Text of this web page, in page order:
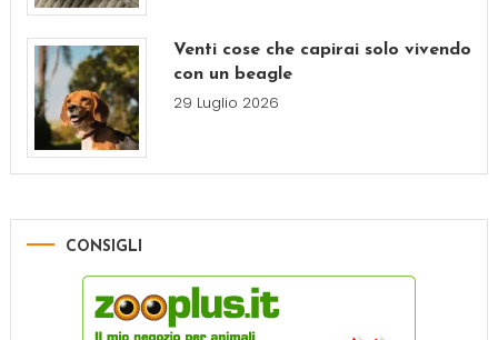
Venti cose che capirai solo vivendo
con un beagle
29 Luglio 2026
CONSIGLI